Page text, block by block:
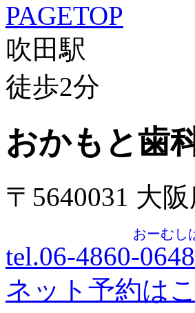
PAGETOP
吹田駅
徒歩2分
おかもと歯
〒5640031 大
tel.06-4860-0648
おーむし
ネット予約は